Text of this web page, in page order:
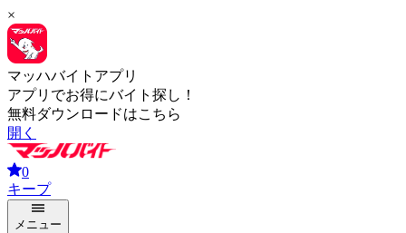
×
マッハバイトアプリ
アプリでお得にバイト探し！
無料ダウンロードはこちら
開く
0
キープ
メニュー